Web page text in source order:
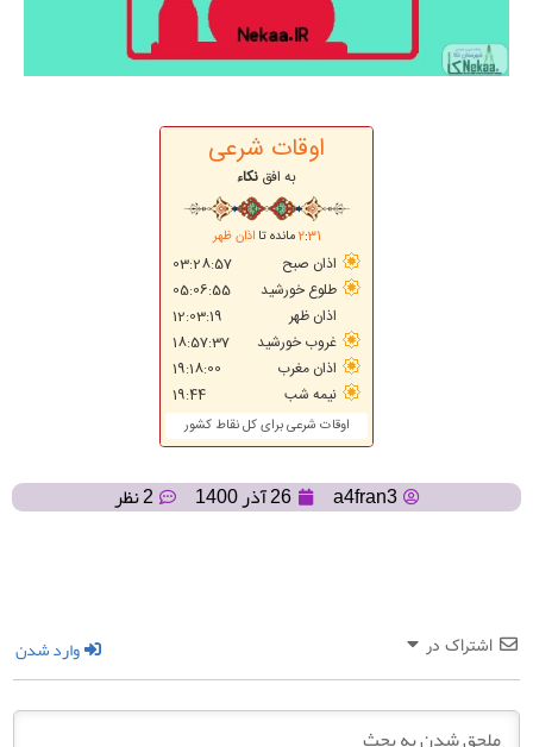
a4fran3 26 آذر 1400 2 نظر
اشتراک در وارد شدن